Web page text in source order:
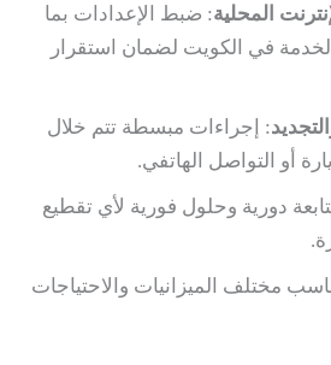
المحلية: ضبط الإعدادات بما
في الكويت لضمان استقرار
: إجراءات مبسطة تتم خلال
أو التواصل الهاتفي.
دورية وحلول فورية لأي تقطيع
مختلف الميزانيات والاحتياجات